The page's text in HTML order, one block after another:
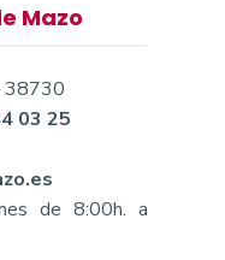
Mazo
38730
03 25
de 8:00h. a